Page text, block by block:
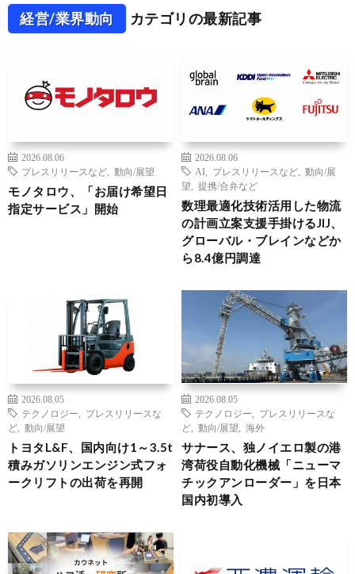
経営/業界動向 カテゴリの最新記事
2026.08.06
プレスリリースなど
動向/展望
モノタロウ、「お届け希望日
指定サービス」開始
2026.08.06
AI
プレスリリースなど
動向/展
望
提携/合弁など
数理最適化技術活用した物流
の計画立案支援手掛けるJIJ、
グローバル・ブレインなどか
ら8.4億円調達
2026.08.05
テクノロジー
プレスリリースな
ど
動向/展望
トヨタL&F、国内向け1～3.5t
積みガソリンエンジン式フォ
ークリフトの出荷を再開
2026.08.05
テクノロジー
プレスリリースな
ど
動向/展望 海外
サナース、独ノイエロ製の港
湾荷役自動化機械「ニューマ
チックアンローダー」を日本
国内初導入